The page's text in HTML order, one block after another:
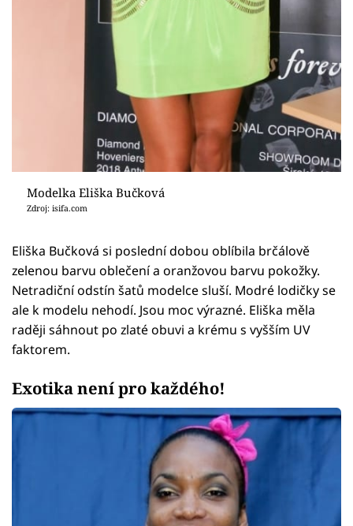
Modelka Eliška Bučková
Zdroj: isifa.com
Eliška Bučková si poslední dobou oblíbila brčálově
zelenou barvu oblečení a oranžovou barvu pokožky.
Netradiční odstín šatů modelce sluší. Modré lodičky se
ale k modelu nehodí. Jsou moc výrazné. Eliška měla
raději sáhnout po zlaté obuvi a krému s vyšším UV
faktorem.
Exotika není pro každého!